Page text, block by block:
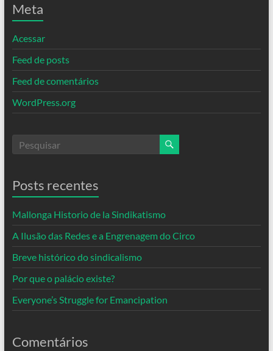
Meta
Acessar
Feed de posts
Feed de comentários
WordPress.org
Posts recentes
Mallonga Historio de la Sindikatismo
A Ilusão das Redes e a Engrenagem do Circo
Breve histórico do sindicalismo
Por que o palácio existe?
Everyone’s Struggle for Emancipation
Comentários